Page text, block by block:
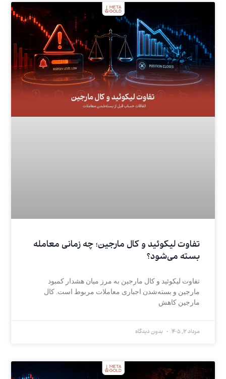
تفاوت لیکوئید و کال مارجین؛ چه زمانی معامله
بسته می‌شود؟
تفاوت لیکوئید و کال مارجین به مرز میان هشدار کمبود
مارجین و بسته‌شدن اجباری معاملات مربوط است. کال
مارجین کاهش
مرداد 12, 1405 بدون دیدگاه